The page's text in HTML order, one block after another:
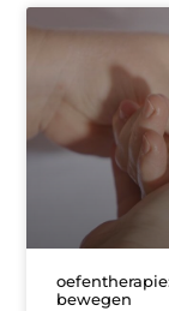
bewegen